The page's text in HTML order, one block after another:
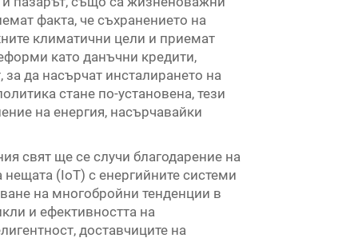
факта, че съхранението на
климатични цели и приемат
като данъчни кредити,
да насърчат инсталирането на
стане по-установена, тези
на енергия, насърчавайки
свят ще се случи благодарение на
(IoT) с енергийните системи
на многобройни тенденции в
и ефективността на
доставчиците на